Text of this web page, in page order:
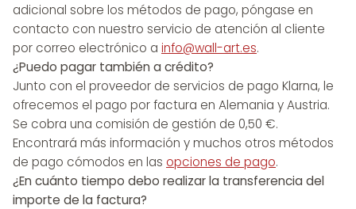
adicional sobre los métodos de pago, póngase en
contacto con nuestro servicio de atención al cliente
por correo electrónico a info@wall-art.es.
¿Puedo pagar también a crédito?
Junto con el proveedor de servicios de pago Klarna, le
ofrecemos el pago por factura en Alemania y Austria.
Se cobra una comisión de gestión de 0,50 €.
Encontrará más información y muchos otros métodos
de pago cómodos en las opciones de pago.
¿En cuánto tiempo debo realizar la transferencia del
importe de la factura?